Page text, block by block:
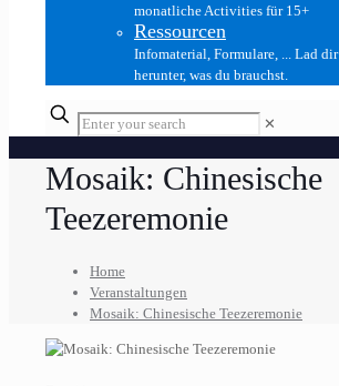
monatliche Activities für 15+
Ressourcen
Infomaterial, Formulare, ... Lad dir
herunter, was du brauchst.
✕
Mosaik: Chinesische
Teezeremonie
Home
Veranstaltungen
Mosaik: Chinesische Teezeremonie